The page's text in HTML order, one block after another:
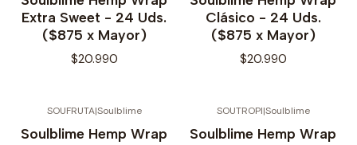
Extra Sweet - 24 Uds.
($875 x Mayor)
$20.990
Clásico - 24 Uds.
($875 x Mayor)
$20.990
SOUFRUTA|Soulblime
Soulblime Hemp Wrap
SOUTROPI|Soulblime
Soulblime Hemp Wrap